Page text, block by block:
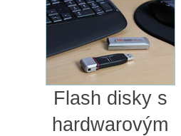
Flash disky s
hardwarovým